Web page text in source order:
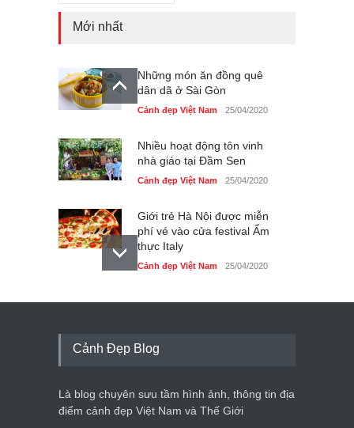
Mới nhất
Những món ăn đồng quê
dân dã ở Sài Gòn
Cảnh đẹp Việt Nam 25/04/2020
Nhiều hoạt động tôn vinh
nhà giáo tại Đầm Sen
Cảnh đẹp Việt Nam 25/04/2020
Giới trẻ Hà Nội được miễn
phí vé vào cửa festival Ẩm
thực Italy
Cảnh đẹp Việt Nam 25/04/2020
Tam giác mạch khoe sắc
du lịch quốc gia
Cảnh đẹp Việt Nam 24/04/2020
Cảnh Đẹp Blog
Là blog chuyên sưu tầm hình ảnh, thông tin địa
điểm cảnh đẹp Việt Nam và Thế Giới